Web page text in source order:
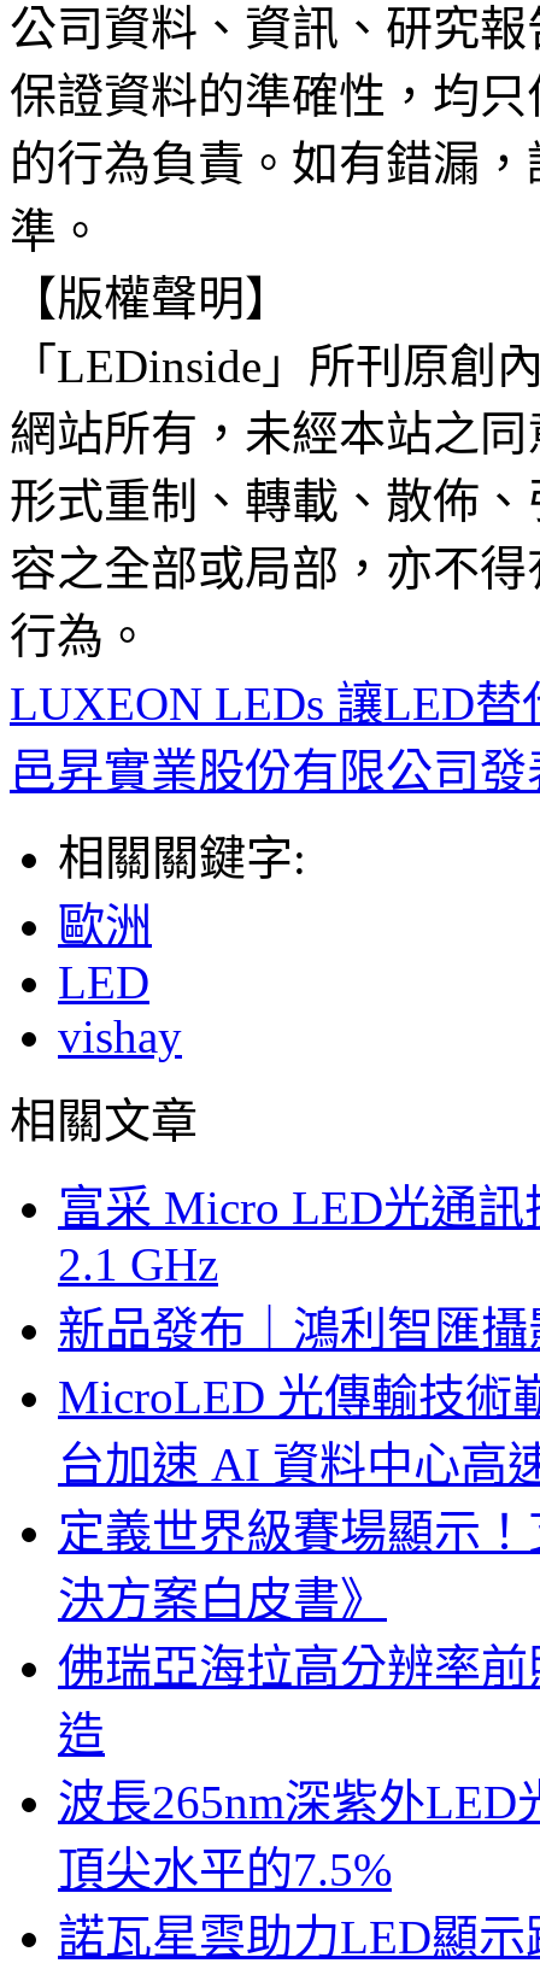
公司資料、資訊、研究
保證資料的準確性，均
的行為負責。如有錯漏
準。
【版權聲明】
「LEDinside」所刊原創
網站所有，未經本站之
形式重制、轉載、散佈
容之全部或局部，亦不
行為。
LUXEON LEDs 讓LED
邑昇實業股份有限公司
相關關鍵字:
歐洲
LED
vishay
相關文章
富采 Micro LED光通
2.1 GHz
新品發布｜鴻利智匯
MicroLED 光傳輸技術
台加速 AI 資料中心高
定義世界級賽場顯示
決方案白皮書》
佛瑞亞海拉高分辨率
造
波長265nm深紫外
頂尖水平的7.5%
諾瓦星雲助力LED顯